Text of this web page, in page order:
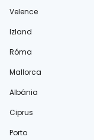
Velence
Izland
Róma
Mallorca
Albánia
Ciprus
Porto